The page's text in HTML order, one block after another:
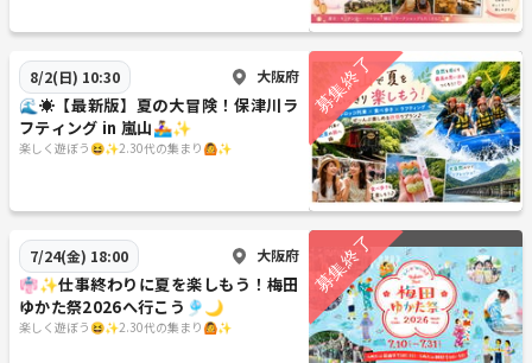
8/2(日) 10:30 大阪府
🌊☀️【最新版】夏の大冒険！保津川ラ
フティング in 嵐山🚣‍♀️✨
楽しく遊ぼう😆✨2.30代の集まり🙆✨
7/24(金) 18:00 大阪府
👘✨仕事終わりに夏を楽しもう！梅田
ゆかた祭2026へ行こう🎐🌙
楽しく遊ぼう😆✨2.30代の集まり🙆✨